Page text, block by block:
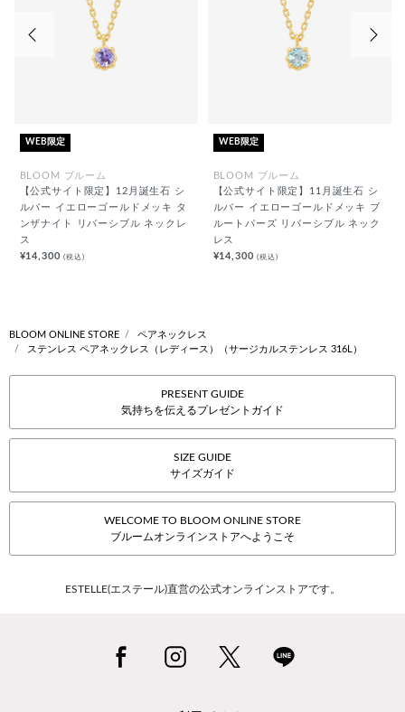
WEB限定
BLOOM ブルーム
【公式サイト限定】12月誕生石 シ
ルバー イエローゴールドメッキ タ
ンザナイト リバーシブル ネックレ
ス
¥14,300(税込)
WEB限定
BLOOM ブルーム
【公式サイト限定】11月誕生石 シ
ルバー イエローゴールドメッキ ブ
ルートパーズ リバーシブル ネック
レス
¥14,300(税込)
BLOOM ONLINE STORE
ペアネックレス
ステンレス ペアネックレス（レディース）（サージカルステンレス 316L）
PRESENT GUIDE
気持ちを伝えるプレゼントガイド
SIZE GUIDE
サイズガイド
WELCOME TO BLOOM ONLINE STORE
ブルームオンラインストアへようこそ
ESTELLE(エステール)直営の公式オンラインストアです。